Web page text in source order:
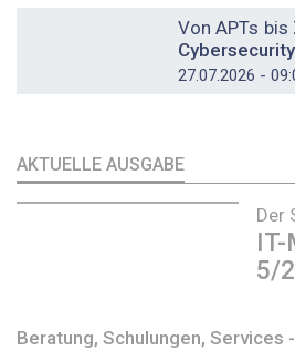
Von APTs
Cybersecurity
27.07.2026 -
AKTUELLE AUSGABE
Der
IT-
5/
Beratung, Schulungen, Services